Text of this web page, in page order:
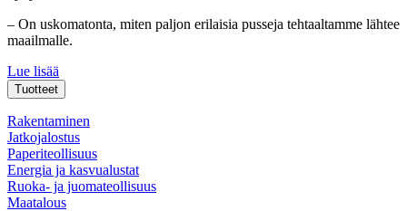
– On uskomatonta, miten paljon erilaisia pusseja tehtaaltamme lähtee
maailmalle.
Lue lisää
Tuotteet
Rakentaminen
Jatkojalostus
Paperiteollisuus
Energia ja kasvualustat
Ruoka- ja juomateollisuus
Maatalous